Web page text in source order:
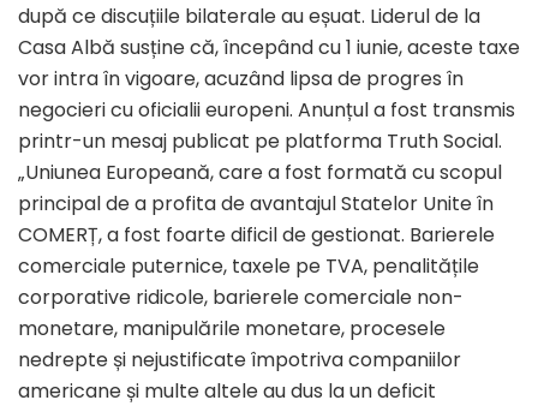
după ce discuțiile bilaterale au eșuat. Liderul de la
Casa Albă susține că, începând cu 1 iunie, aceste taxe
vor intra în vigoare, acuzând lipsa de progres în
negocieri cu oficialii europeni. Anunțul a fost transmis
printr-un mesaj publicat pe platforma Truth Social.
„Uniunea Europeană, care a fost formată cu scopul
principal de a profita de avantajul Statelor Unite în
COMERȚ, a fost foarte dificil de gestionat. Barierele
comerciale puternice, taxele pe TVA, penalitățile
corporative ridicole, barierele comerciale non-
monetare, manipulările monetare, procesele
nedrepte și nejustificate împotriva companiilor
americane și multe altele au dus la un deficit